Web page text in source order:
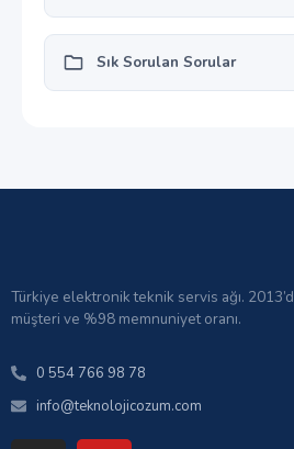
Sık Sorulan Sorular
Türkiye elektronik teknik servis ağı.
müşteri ve %98 memnuniyet oranı.
0 554 766 98 78
info@teknolojicozum.com